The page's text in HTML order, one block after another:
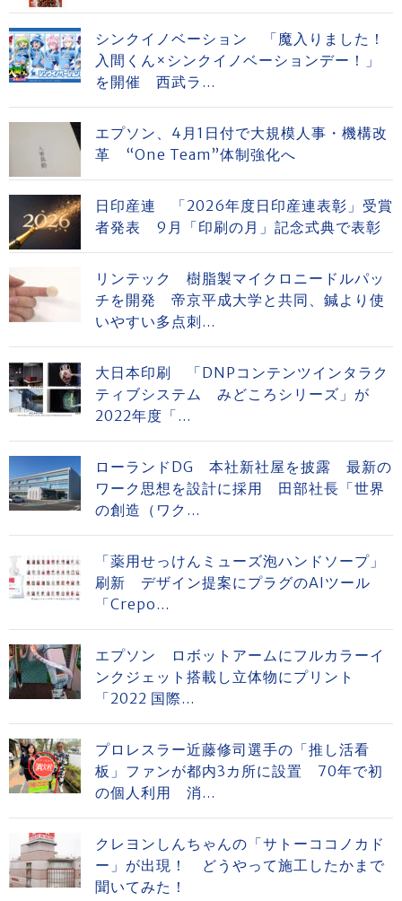
シンクイノベーション 「魔入りました！
入間くん×シンクイノベーションデー！」
を開催 西武ラ...
エプソン、4月1日付で大規模人事・機構改
革 “One Team”体制強化へ
日印産連 「2026年度日印産連表彰」受賞
者発表 9月「印刷の月」記念式典で表彰
リンテック 樹脂製マイクロニードルパッ
チを開発 帝京平成大学と共同、鍼より使
いやすい多点刺...
大日本印刷 「DNPコンテンツインタラク
ティブシステム みどころシリーズ」が
2022年度「...
ローランドDG 本社新社屋を披露 最新の
ワーク思想を設計に採用 田部社長「世界
の創造（ワク...
「薬用せっけんミューズ泡ハンドソープ」
刷新 デザイン提案にプラグのAIツール
「Crepo...
エプソン ロボットアームにフルカラーイ
ンクジェット搭載し立体物にプリント
「2022 国際...
プロレスラー近藤修司選手の「推し活看
板」ファンが都内3カ所に設置 70年で初
の個人利用 消...
クレヨンしんちゃんの「サトーココノカド
ー」が出現！ どうやって施工したかまで
聞いてみた！